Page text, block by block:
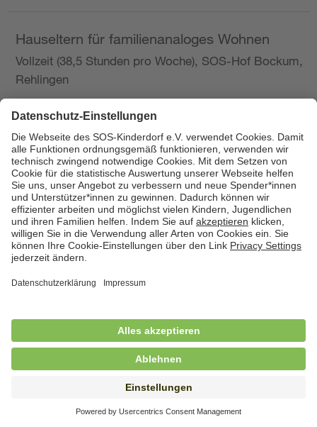
Hauseltern für familienanaloges Wohnen
Vollzeit (38,5 Stunden pro Woche), SOS-Hof Bockum,
Rehlingen
Hauswirtschafterin / Köchin (m/w/d) als
Ausbilderin (m/w/d) im Bereich
Nahrungszubereitung
in Vollzeit (38,5 Std./Wo.), SOS-Kinderdorf
Saarbrücken, Saarbrücken
Hauswirtschaftskraft (m/w/d)
in unbefristeter Anstellung, Teilzeit (25 Std./Wo.), SOS-